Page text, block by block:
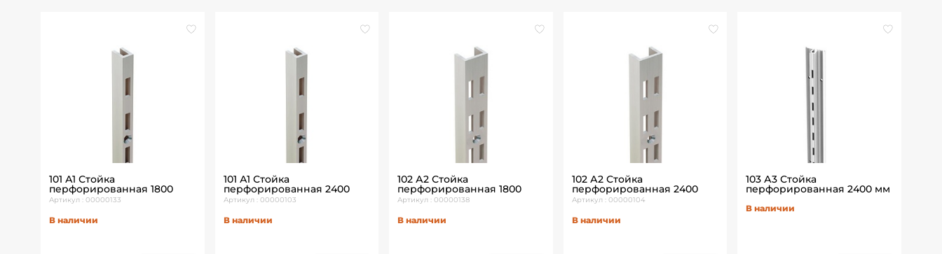
101 А1 Стойка
перфорированная 1800
Артикул : 00000133
В наличии
101 А1 Стойка
перфорированная 2400
Артикул : 00000103
В наличии
102 А2 Стойка
перфорированная 1800
Артикул : 00000138
В наличии
102 А2 Стойка
перфорированная 2400
Артикул : 00000104
В наличии
103 А3 Стойка
перфорированная 2400 мм
В наличии